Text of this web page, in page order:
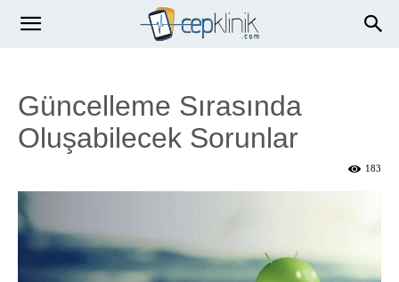
Güncelleme Sırasında
Oluşabilecek Sorunlar
183